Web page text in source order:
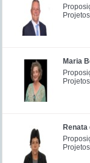
Projetos
Maria
Projetos
Renata
Projetos